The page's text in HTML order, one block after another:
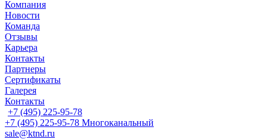
Компания
Новости
Команда
Отзывы
Карьера
Контакты
Партнеры
Сертификаты
Галерея
Контакты
+7 (495) 225-95-78
+7 (495) 225-95-78 Многоканальный
sale@ktnd.ru